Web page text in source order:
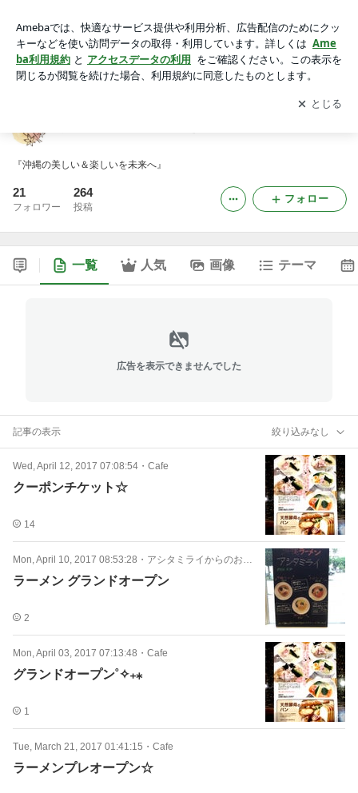
アプリをダウンロードして ブログの更新通知
を受け取りまし
ょう。
開く
『沖縄の美しい＆楽しいを未来へ』
21
フォロワー
264
投稿
フォロー
一覧 人気 画像 テーマ
広告を表示できませんでした
記事の表示 絞り込みなし
Wed, April 12, 2017 07:08:54 ・ Cafe
クーポンチケット☆
14
Mon, April 10, 2017 08:53:28 ・ アシタミライからのお知らせ
ラーメン グランドオープン
2
Mon, April 03, 2017 07:13:48 ・ Cafe
グランドオープン˚✧₊⁎
1
Tue, March 21, 2017 01:41:15 ・ Cafe
ラーメンプレオープン☆